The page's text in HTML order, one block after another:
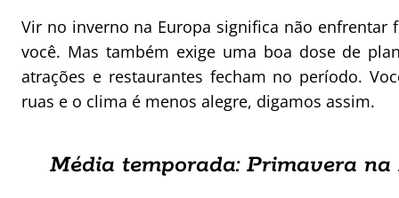
Vir no inverno na Europa significa não enfrentar
você. Mas também exige uma boa dose de
atrações e restaurantes fecham no período.
ruas e o clima é menos alegre, digamos assim.
Média temporada: Primavera na